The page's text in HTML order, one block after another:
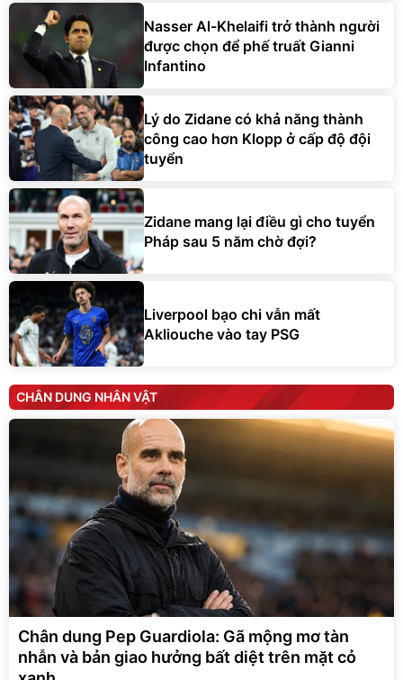
Nasser Al-Khelaifi trở thành người
được chọn để phế truất Gianni
Infantino
Lý do Zidane có khả năng thành
công cao hơn Klopp ở cấp độ đội
tuyển
Zidane mang lại điều gì cho tuyển
Pháp sau 5 năm chờ đợi?
Liverpool bạo chi vẫn mất
Akliouche vào tay PSG
CHÂN DUNG NHÂN VẬT
Chân dung Pep Guardiola: Gã mộng mơ tàn
nhẫn và bản giao hưởng bất diệt trên mặt cỏ